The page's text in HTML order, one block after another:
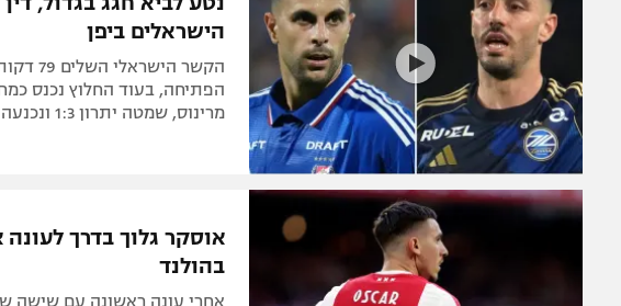
הישראלים ביפן
הקשר
הפתיחה, בעוד החלוץ נכנס
מרינוס, שמטה יתרון 1:3 ונכנעה 4:3 לקשימה אנטלרס
אוסקר גלוך בדרך
בהולנד
אחרי עונה ראשונה עם שישה